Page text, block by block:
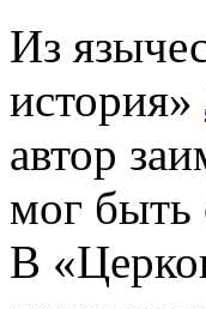
Из
история»
автор
мог
В